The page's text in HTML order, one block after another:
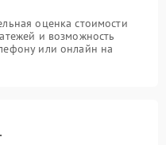
оценка стоимости
и возможность
или онлайн на